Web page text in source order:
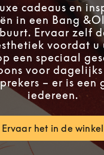
cadeaus en
in een Bang
Ervaar zelf
voordat u
een speciaal
voor
– er is een
iedereen.
Ervaar het in de winkel
Link